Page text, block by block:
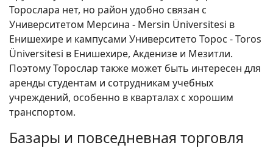
Торослара нет, но район удобно связан с
Университетом Мерсина - Mersin Üniversitesi в
Енишехире и кампусами Университето Торос - Toros
Üniversitesi в Енишехире, Акденизе и Мезитли.
Поэтому Торослар также может быть интересен для
аренды студентам и сотрудникам учебных
учреждений, особенно в кварталах с хорошим
транспортом.
Базары и повседневная торговля